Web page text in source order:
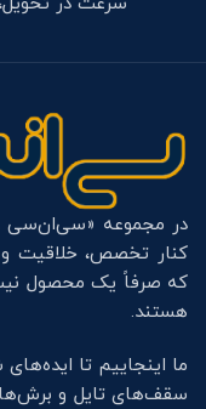
کنار تخصص، خلاقیت و
که صرفاً یک محصول
هستند.
ما اینجاییم تا